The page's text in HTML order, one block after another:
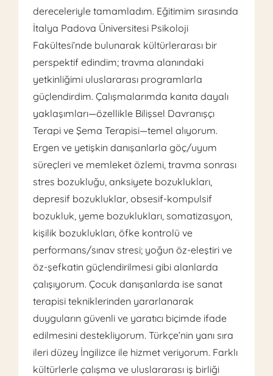
dereceleriyle tamamladım. Eğitimim sırasında
İtalya Padova Üniversitesi Psikoloji
Fakültesi’nde bulunarak kültürlerarası bir
perspektif edindim; travma alanındaki
yetkinliğimi uluslararası programlarla
güçlendirdim. Çalışmalarımda kanıta dayalı
yaklaşımları—özellikle Bilişsel Davranışçı
Terapi ve Şema Terapisi—temel alıyorum.
Ergen ve yetişkin danışanlarla göç/uyum
süreçleri ve memleket özlemi, travma sonrası
stres bozukluğu, anksiyete bozuklukları,
depresif bozukluklar, obsesif-kompulsif
bozukluk, yeme bozuklukları, somatizasyon,
kişilik bozuklukları, öfke kontrolü ve
performans/sınav stresi; yoğun öz-eleştiri ve
öz-şefkatin güçlendirilmesi gibi alanlarda
çalışıyorum. Çocuk danışanlarda ise sanat
terapisi tekniklerinden yararlanarak
duyguların güvenli ve yaratıcı biçimde ifade
edilmesini destekliyorum. Türkçe’nin yanı sıra
ileri düzey İngilizce ile hizmet veriyorum. Farklı
kültürlerle çalışma ve uluslararası iş birliği